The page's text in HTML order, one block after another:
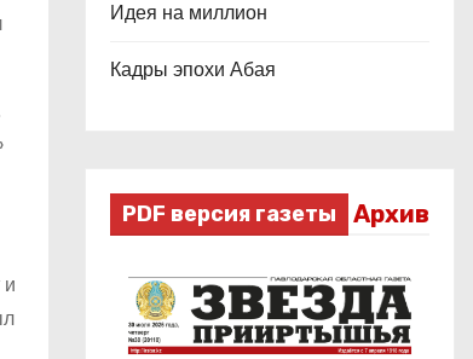
Идея на миллион
Кадры эпохи Абая
PDF версия газеты Архив